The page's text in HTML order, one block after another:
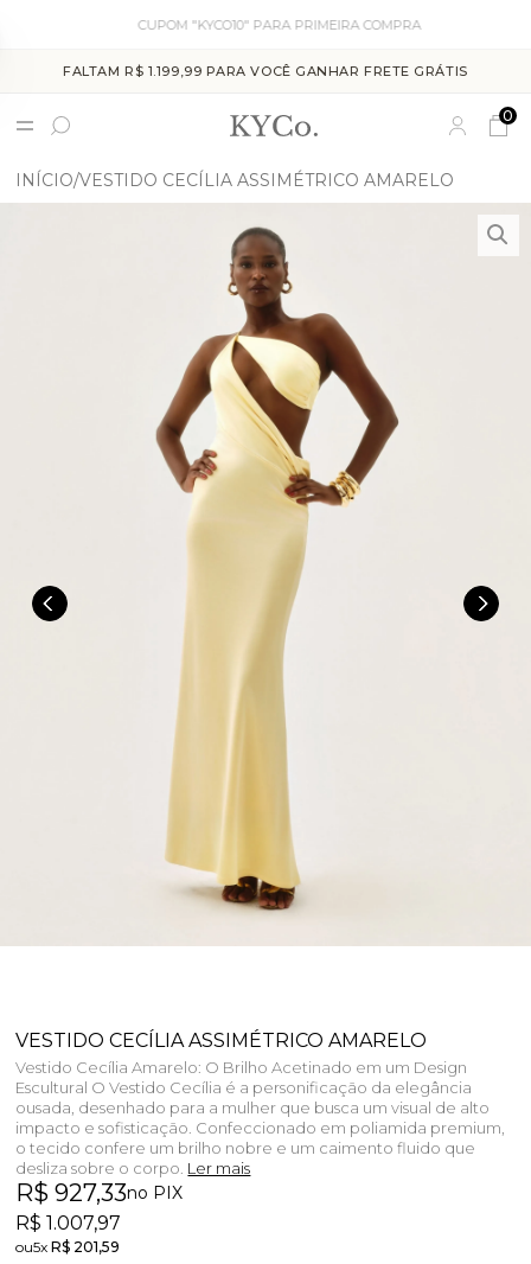
CUPOM "KYCO10" PARA PRIMEIRA COMPRA
FALTAM R$ 1.199,99 PARA VOCÊ GANHAR FRETE GRÁTIS
0
INÍCIO VESTIDO CECÍLIA ASSIMÉTRICO AMARELO
VESTIDO CECÍLIA ASSIMÉTRICO AMARELO
Vestido Cecília Amarelo: O Brilho Acetinado em um Design
Escultural O Vestido Cecília é a personificação da elegância
ousada, desenhado para a mulher que busca um visual de alto
impacto e sofisticação. Confeccionado em poliamida premium,
o tecido confere um brilho nobre e um caimento fluido que
desliza sobre o corpo. Ler mais
R$ 927,33no PIX
R$ 1.007,97
5xR$ 201,59